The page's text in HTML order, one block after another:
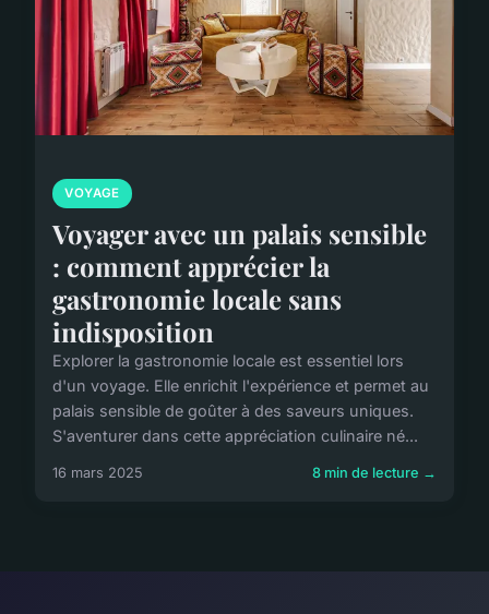
VOYAGE
Voyager avec un palais sensible
: comment apprécier la
gastronomie locale sans
indisposition
Explorer la gastronomie locale est essentiel lors
d'un voyage. Elle enrichit l'expérience et permet au
palais sensible de goûter à des saveurs uniques.
S'aventurer dans cette appréciation culinaire né...
16 mars 2025 8 min de lecture →